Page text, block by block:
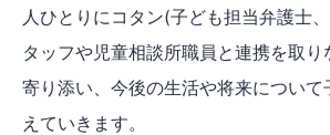
人ひとりにコタン(子ども担当弁護士
タッフや児童相談所職員と連携を取り
寄り添い、今後の生活や将来につい
えていきます。